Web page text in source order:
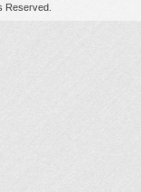
Reserved.